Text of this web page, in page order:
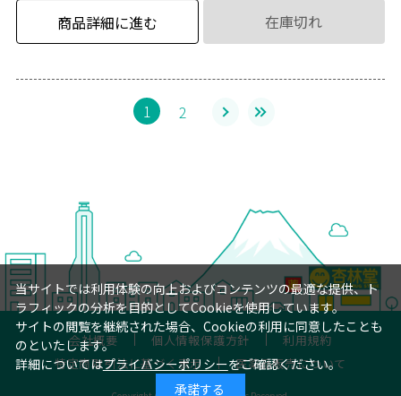
商品詳細に進む 在庫切れ
1 2
会社概要 個人情報保護方針
利用規約
特定商取引法に基づく表示
医薬品販売について
当サイトでは利用体験の向上およびコンテンツの最適な提供、ト
ラフィックの分析を目的としてCookieを使用しています。
サイトの閲覧を継続された場合、Cookieの利用に同意したことも
のといたします。
詳細についてはプライバシーポリシーをご確認ください。
承諾する